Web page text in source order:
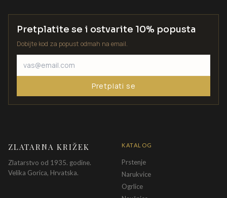
Pretplatite se i ostvarite 10% popusta
Dobijte kod za popust odmah na email.
Pretplati se
ZLATARNA KRIŽEK
Zlatarstvo od 1935. godine.
Velika Gorica, Hrvatska.
KATALOG
Prstenje
Narukvice
Ogrlice